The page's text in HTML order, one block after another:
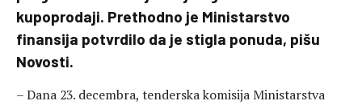
kupoprodaji. Prethodno je Ministarstvo
finansija potvrdilo da je stigla ponuda, pišu
Novosti.
– Dana 23. decembra, tenderska komisija Ministarstva